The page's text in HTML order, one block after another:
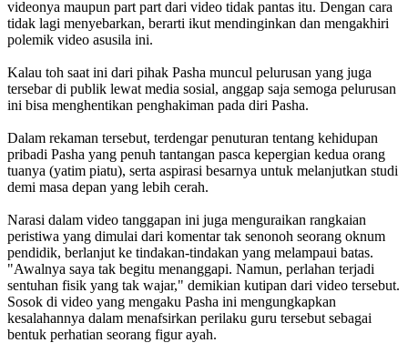
videonya maupun part part dari video tidak pantas itu. Dengan cara
tidak lagi menyebarkan, berarti ikut mendinginkan dan mengakhiri
polemik video asusila ini.
Kalau toh saat ini dari pihak Pasha muncul pelurusan yang juga
tersebar di publik lewat media sosial, anggap saja semoga pelurusan
ini bisa menghentikan penghakiman pada diri Pasha.
Dalam rekaman tersebut, terdengar penuturan tentang kehidupan
pribadi Pasha yang penuh tantangan pasca kepergian kedua orang
tuanya (yatim piatu), serta aspirasi besarnya untuk melanjutkan studi
demi masa depan yang lebih cerah.
Narasi dalam video tanggapan ini juga menguraikan rangkaian
peristiwa yang dimulai dari komentar tak senonoh seorang oknum
pendidik, berlanjut ke tindakan-tindakan yang melampaui batas.
"Awalnya saya tak begitu menanggapi. Namun, perlahan terjadi
sentuhan fisik yang tak wajar," demikian kutipan dari video tersebut.
Sosok di video yang mengaku Pasha ini mengungkapkan
kesalahannya dalam menafsirkan perilaku guru tersebut sebagai
bentuk perhatian seorang figur ayah.